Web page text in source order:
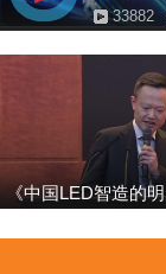
33882
《中国LED智造的